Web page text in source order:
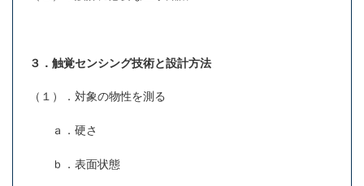
３．触覚センシング技術と設計方法
（１）．対象の物性を測る
ａ．硬さ
ｂ．表面状態